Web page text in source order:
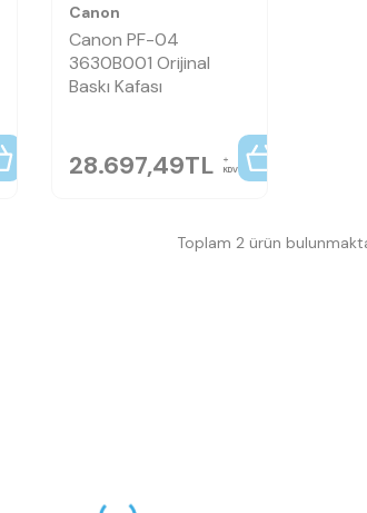
Canon
Canon PF-04
3630B001 Orijinal
Baskı Kafası
28.697,49TL KDV
Toplam 2 ürün